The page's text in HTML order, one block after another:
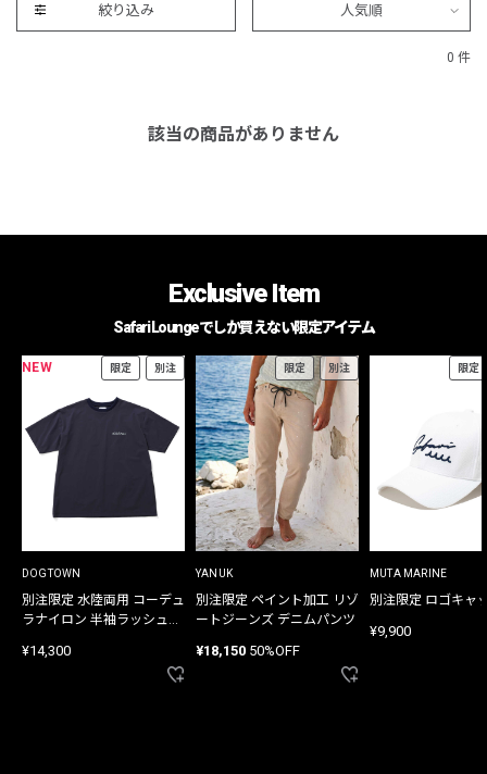
絞り込み 人気順
0 件
該当の商品がありません
Exclusive Item
Safari Loungeでしか買えない限定アイテム
NEW 限定 別注
DOGTOWN
別注限定 水陸両用 コーデュ
ラナイロン 半袖ラッシュガ
¥14,300
限定 別注
YANUK
別注限定 ペイント加工 リゾ
ートジーンズ デニムパンツ
¥18,150 50%OFF
限定
MUTA MARINE
別注限定 ロゴキャ
¥9,900